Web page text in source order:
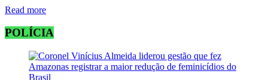
Read more
POLÍCIA